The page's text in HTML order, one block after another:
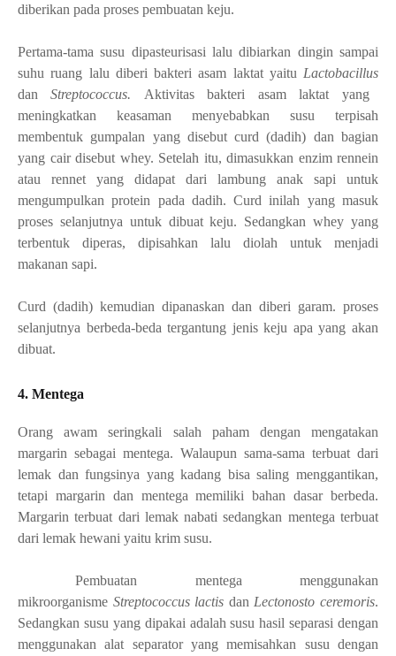
diberikan pada proses pembuatan keju.
Pertama-tama susu dipasteurisasi lalu dibiarkan dingin sampai
suhu ruang lalu diberi bakteri asam laktat yaitu Lactobacillus
danStreptococcus. Aktivitas bakteri asam laktat yang
meningkatkan keasaman menyebabkan susu terpisah
membentuk gumpalan yang disebut curd (dadih) dan bagian
yang cair disebut whey. Setelah itu, dimasukkan enzim rennein
atau rennet yang didapat dari lambung anak sapi untuk
mengumpulkan protein pada dadih. Curd inilah yang masuk
proses selanjutnya untuk dibuat keju. Sedangkan whey yang
terbentuk diperas, dipisahkan lalu diolah untuk menjadi
makanan sapi.
Curd (dadih) kemudian dipanaskan dan diberi garam. proses
selanjutnya berbeda-beda tergantung jenis keju apa yang akan
dibuat.
4. Mentega
Orang awam seringkali salah paham dengan mengatakan
margarin sebagai mentega. Walaupun sama-sama terbuat dari
lemak dan fungsinya yang kadang bisa saling menggantikan,
tetapi margarin dan mentega memiliki bahan dasar berbeda.
Margarin terbuat dari lemak nabati sedangkan mentega terbuat
dari lemak hewani yaitu krim susu.
Pembuatan mentega menggunakan
mikroorganisme Streptococcus lactis dan Lectonosto ceremoris.
Sedangkan susu yang dipakai adalah susu hasil separasi dengan
menggunakan alat separator yang memisahkan susu dengan